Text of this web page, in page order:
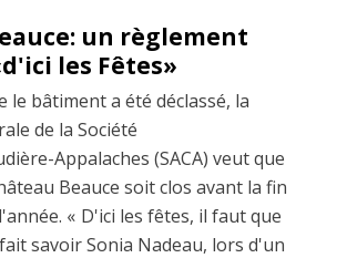
un règlement
les Fêtes»
le bâtiment a été déclassé, la
de la Société
Appalaches (SACA) veut que
Beauce soit clos avant la fin
« D'ici les fêtes, il faut que
savoir Sonia Nadeau, lors d'un